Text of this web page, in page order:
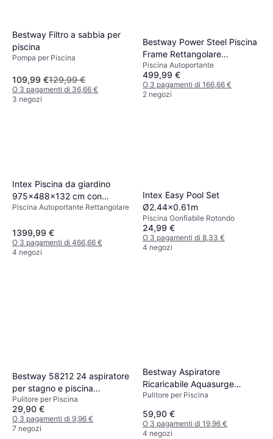
Bestway Filtro a sabbia per
piscina
Pompa per Piscina
109,99 €129,99 €
O 3 pagamenti di 36,66 €
3 negozi
Bestway Power Steel Piscina
Frame Rettangolare
404x201x100 cm
Piscina Autoportante
499,99 €
O 3 pagamenti di 166,66 €
2 negozi
Intex Piscina da giardino
975x488x132 cm con
pompa, scaletta e accessori
Piscina Autoportante Rettangolare
1399,99 €
O 3 pagamenti di 466,66 €
4 negozi
Intex Easy Pool Set
Ø2.44x0.61m
Piscina Gonfiabile Rotondo
24,99 €
O 3 pagamenti di 8,33 €
4 negozi
Bestway 58212 24 aspiratore
per stagno e piscina
Detergente ad aspirazione
laterale
Pulitore per Piscina
29,90 €
O 3 pagamenti di 9,96 €
7 negozi
Bestway Aspiratore
Ricaricabile Aquasurge
58771 16.8x9.8x252cm
Pulitore per Piscina
59,90 €
O 3 pagamenti di 19,96 €
4 negozi